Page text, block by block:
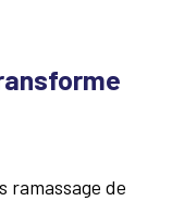
ramassage de